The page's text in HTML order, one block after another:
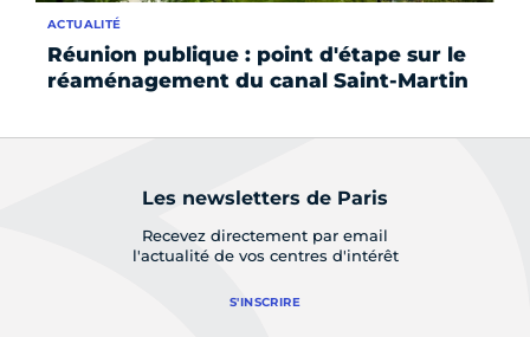
Réunion publique : point d'étape sur le
réaménagement du canal Saint-Martin
ACTUALITÉ
Les newsletters de Paris
Recevez directement par email
l'actualité de vos centres d'intérêt
S'INSCRIRE